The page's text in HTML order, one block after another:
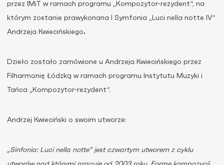
przez IMiT w ramach programu „Kompozytor-rezydent”, na
którym zostanie prawykonana I Symfonia „Luci nella notte IV”
Andrzeja Kwiecińskiego.
Dzieło zostało zamówione u Andrzeja Kwiecińskiego przez
Filharmonię Łódzką w ramach programu Instytutu Muzyki i
Tańca „Kompozytor-rezydent”.
Andrzej Kwieciński o swoim utworze:
„Sinfonia: Luci nella notte” jest czwartym utworem z cyklu